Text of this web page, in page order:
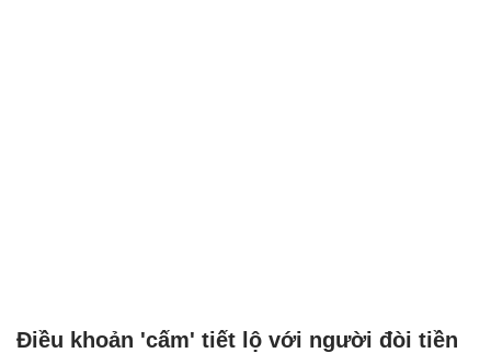
Điều khoản 'cấm' tiết lộ với người đòi tiền